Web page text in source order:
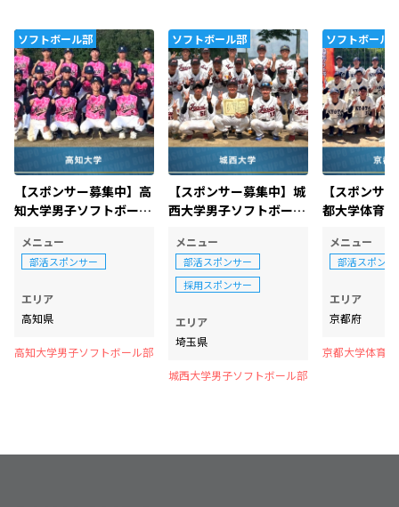
ソフトボール部
【スポンサー募集中】高
知大学男子ソフトボール
メニュー
部活スポンサー
エリア
高知県
高知大学男子ソフトボール部
ソフトボール部
【スポンサー募集中】城
西大学男子ソフトボール
メニュー
部活スポンサー
採用スポンサー
エリア
埼玉県
城西大学男子ソフトボール部
ソフトボール
【スポンサ
都大学体育
メニュー
部活スポンサ
エリア
京都府
京都大学体育